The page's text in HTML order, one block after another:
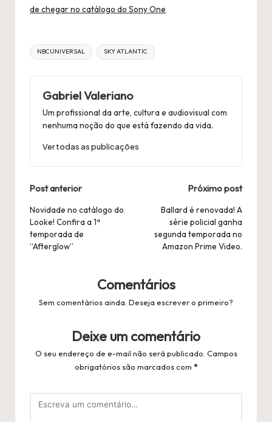
de chegar no catálogo do Sony One
Título
Tags:
NBCUNIVERSAL SKY ATLANTIC
Gabriel Valeriano
Um profissional da arte, cultura e audiovisual com
nenhuma noção do que está fazendo da vida.
Ver todas as publicações
Navegação
Postal
Post anterior
Novidade no catálogo do
Looke! Confira a 1ª
temporada de
“Afterglow”
Próximo post
Ballard é renovada! A
série policial ganha
segunda temporada no
Amazon Prime Video.
Comentários
Sem comentários ainda. Deseja escrever o primeiro?
Deixe um comentário
O seu endereço de e-mail não será publicado. Campos
obrigatórios são marcados com *